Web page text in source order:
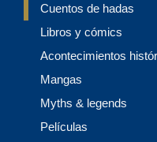
Cuentos de hadas
Libros y cómics
Acontecimientos
Mangas
Myths & legends
Películas